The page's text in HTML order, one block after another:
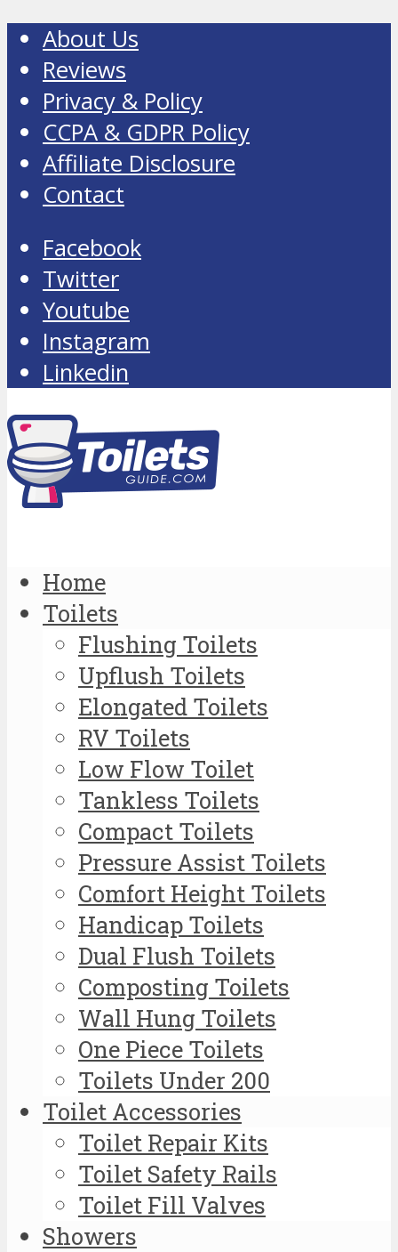
About Us
Reviews
Privacy & Policy
CCPA & GDPR Policy
Affiliate Disclosure
Contact
Facebook
Twitter
Youtube
Instagram
Linkedin
Home
Toilets
Flushing Toilets
Upflush Toilets
Elongated Toilets
RV Toilets
Low Flow Toilet
Tankless Toilets
Compact Toilets
Pressure Assist Toilets
Comfort Height Toilets
Handicap Toilets
Dual Flush Toilets
Composting Toilets
Wall Hung Toilets
One Piece Toilets
Toilets Under 200
Toilet Accessories
Toilet Repair Kits
Toilet Safety Rails
Toilet Fill Valves
Showers